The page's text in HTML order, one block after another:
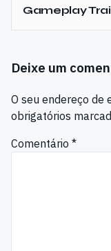
Gameplay
Deixe um
O seu endereço de
obrigatórios
Comentário *